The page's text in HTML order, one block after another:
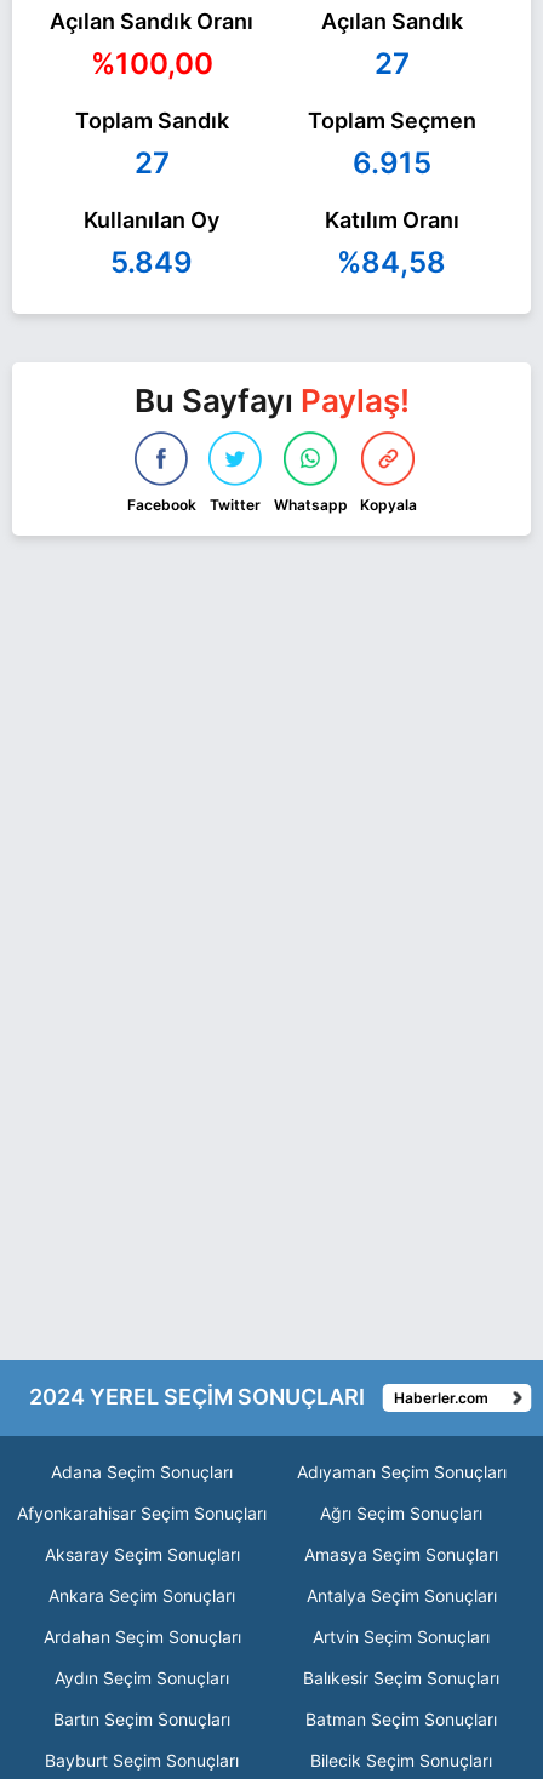
Açılan Sandık Oranı
%100,00
Açılan Sandık
27
Toplam Sandık
27
Toplam Seçmen
6.915
Kullanılan Oy
5.849
Katılım Oranı
%84,58
Bu Sayfayı Paylaş!
Facebook Twitter Whatsapp Kopyala
2024 YEREL SEÇİM SONUÇLARI Haberler.com
Adana Seçim Sonuçları
Adıyaman Seçim Sonuçları
Afyonkarahisar Seçim Sonuçları
Ağrı Seçim Sonuçları
Aksaray Seçim Sonuçları
Amasya Seçim Sonuçları
Ankara Seçim Sonuçları
Antalya Seçim Sonuçları
Ardahan Seçim Sonuçları
Artvin Seçim Sonuçları
Aydın Seçim Sonuçları
Balıkesir Seçim Sonuçları
Bartın Seçim Sonuçları
Batman Seçim Sonuçları
Bayburt Seçim Sonuçları
Bilecik Seçim Sonuçları